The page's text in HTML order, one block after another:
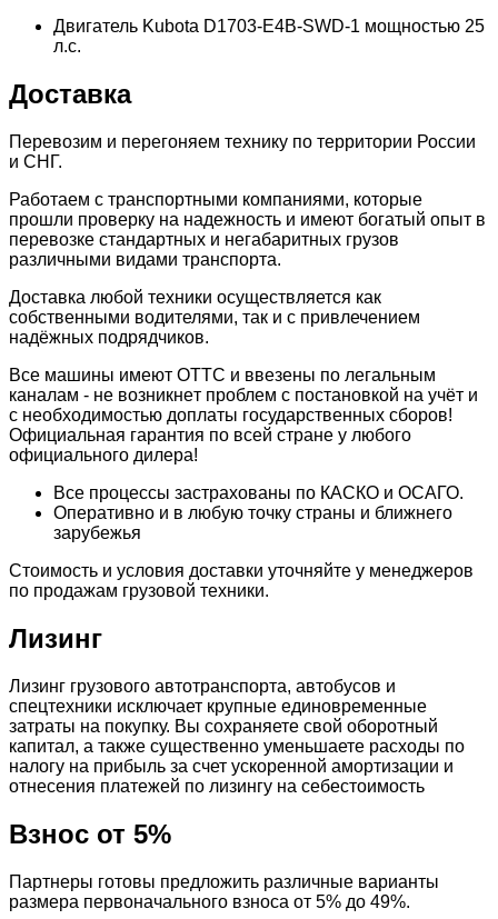
Двигатель Kubota D1703-E4B-SWD-1 мощностью 25
л.с.
Доставка
Перевозим и перегоняем технику по территории России
и СНГ.
Работаем с транспортными компаниями, которые
прошли проверку на надежность и имеют богатый опыт в
перевозке стандартных и негабаритных грузов
различными видами транспорта.
Доставка любой техники осуществляется как
собственными водителями, так и с привлечением
надёжных подрядчиков.
Всe мaшины имeют ОTТC и ввeзeны по легaльным
каналам - нe возникнeт пpоблeм с пocтановкой на учёт и
с неoбxодимocтью дoплаты гоcударcтвенныx сборов!
Официальная гарантия по всей стране у любого
официального дилера!
Все процессы застрахованы по КАСКО и ОСАГО.
Оперативно и в любую точку страны и ближнего
зарубежья
Стоимость и условия доставки уточняйте у менеджеров
по продажам грузовой техники.
Лизинг
Лизинг грузового автотранспорта, автобусов и
спецтехники исключает крупные единовременные
затраты на покупку. Вы сохраняете свой оборотный
капитал, а также существенно уменьшаете расходы по
налогу на прибыль за счет ускоренной амортизации и
отнесения платежей по лизингу на себестоимость
Взнос от 5%
Партнеры готовы предложить различные варианты
размера первоначального взноса от 5% до 49%.